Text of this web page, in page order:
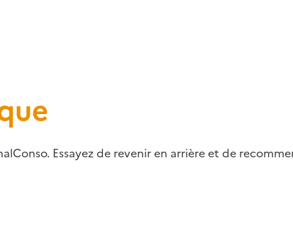
Essayez de revenir en arrière et de